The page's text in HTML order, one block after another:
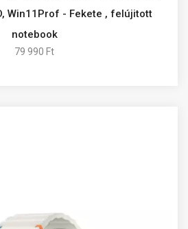
Win11Prof - Fekete , felújitott
notebook
79 990 Ft